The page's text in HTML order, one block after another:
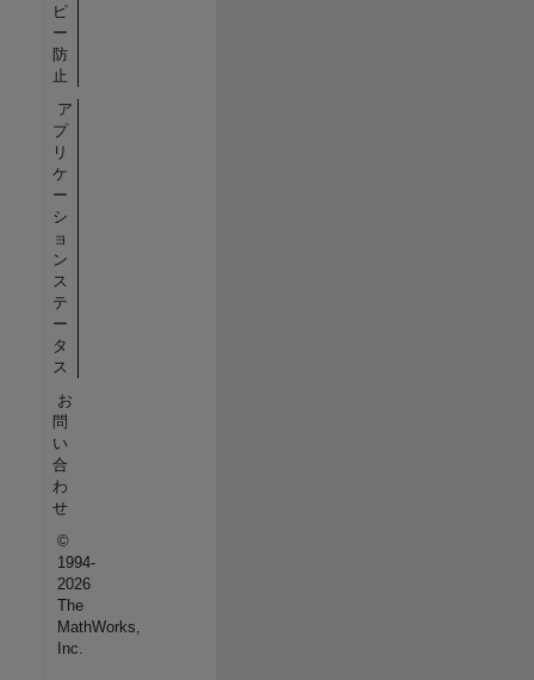
ピ
ー
防
止
ア
プ
リ
ケ
ー
シ
ョ
ン
ス
テ
ー
タ
ス
お
問
い
合
わ
せ
©
1994-
2026
The
MathWorks,
Inc.